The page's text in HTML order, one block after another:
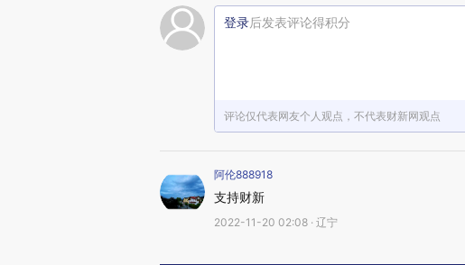
登录后发表评论得积分
评论仅代表网友个人观点，不代表财新网观点
阿伦888918
支持财新
2022-11-20 02:08 · 辽宁